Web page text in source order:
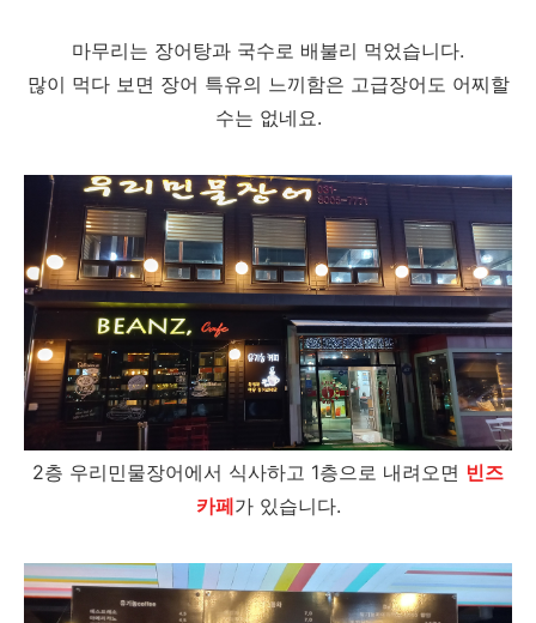
마무리는 장어탕과 국수로 배불리 먹었습니다.
많이 먹다 보면 장어 특유의 느끼함은 고급장어도 어찌할
수는 없네요.
2층 우리민물장어에서 식사하고 1층으로 내려오면 빈즈
카페가 있습니다.